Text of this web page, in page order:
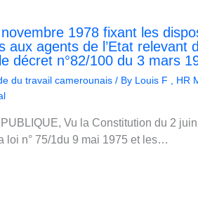
1978 fixant les
aux agents de l’Etat relevant
décret n°82/100 du 3 mars
du travail camerounais / By Louis F , HR
Vu la Constitution du 2
loi n° 75/1du 9 mai 1975 et les…